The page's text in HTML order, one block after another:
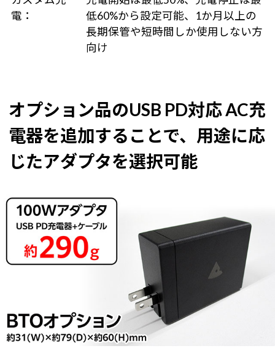
電：
低60%から設定可能、1か月以上の
長期保管や短時間しか使用しない方
向け
オプション品のUSB PD対応 AC充
電器を追加することで、用途に応
じたアダプタを選択可能